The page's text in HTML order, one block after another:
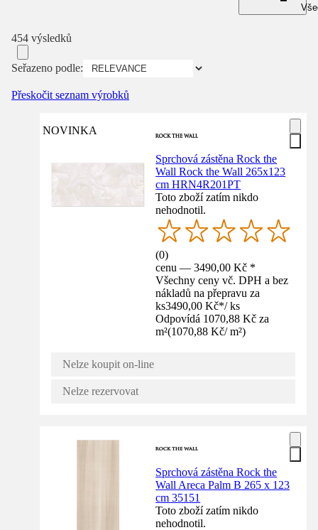
454 výsledků
Seřazeno podle:
Přeskočit seznam výrobků
NOVINKA
Sprchová zástěna Rock the
Wall Rock the Wall 265x123
cm HRN4R201PT
Toto zboží zatím nikdo
nehodnotil.
(0)
cenu — 3490,00 Kč *
Všechny ceny vč. DPH a bez
nákladů na přepravu za
ks3490,00 Kč*/ ks
Odpovídá 1070,88 Kč za
m²(1070,88 Kč/ m²)
Nelze koupit on-line
Nelze rezervovat
Sprchová zástěna Rock the
Wall Areca Palm B 265 x 123
cm 35151
Toto zboží zatím nikdo
nehodnotil.